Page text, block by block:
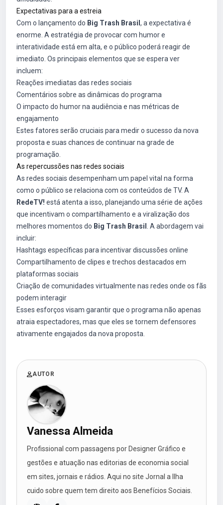
Expectativas para a estreia
Com o lançamento do Big Trash Brasil , a expectativa é
enorme. A estratégia de provocar com humor e
interatividade está em alta, e o público poderá reagir de
imediato. Os principais elementos que se espera ver
incluem:
Reações imediatas das redes sociais
Comentários sobre as dinâmicas do programa
O impacto do humor na audiência e nas métricas de
engajamento
Estes fatores serão cruciais para medir o sucesso da nova
proposta e suas chances de continuar na grade de
programação.
As repercussões nas redes sociais
As redes sociais desempenham um papel vital na forma
como o público se relaciona com os conteúdos de TV. A
RedeTV! está atenta a isso, planejando uma série de ações
que incentivam o compartilhamento e a viralização dos
melhores momentos do Big Trash Brasil
. A abordagem vai
incluir:
Hashtags específicas para incentivar discussões online
Compartilhamento de clipes e trechos destacados em
plataformas sociais
Criação de comunidades virtualmente nas redes onde os fãs
podem interagir
Esses esforços visam garantir que o programa não apenas
atraia espectadores, mas que eles se tornem defensores
ativamente engajados da nova proposta.
AUTOR
Vanessa Almeida
Profissional com passagens por Designer Gráfico e
gestões e atuação nas editorias de economia social
em sites, jornais e rádios. Aqui no site Jornal a Ilha
cuido sobre quem tem direito aos Benefícios Sociais.